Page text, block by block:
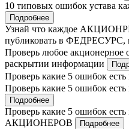
10 типовых ошибок устава
Подробнее
Узнай что каждое
публиковать в ФЕДРЕСУРС,
Проверь любое акционерное
раскрытии информации
Проверь какие 5 ошибок
Проверь какие 5 ошибок
Подробнее
Проверь какие 5 ошибок
АКЦИОНЕРОВ
Подробнее